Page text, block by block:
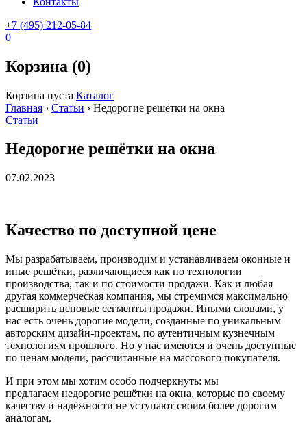
+7 (495) 212-05-84
0
Корзина (0)
Корзина пуста Каталог
Главная › Статьи › Недорогие решётки на окна
Статьи
Недорогие решётки на окна
07.02.2023
Качество по доступной цене
Мы разрабатываем, производим и устанавливаем оконные и
иные решётки, различающиеся как по технологии
производства, так и по стоимости продажи. Как и любая
другая коммерческая компания, мы стремимся максимально
расширить ценовые сегменты продажи. Иными словами, у
нас есть очень дорогие модели, созданные по уникальным
авторским дизайн-проектам, по аутентичным кузнечным
технологиям прошлого. Но у нас имеются и очень доступные
по ценам модели, рассчитанные на массового покупателя.
И при этом мы хотим особо подчеркнуть: мы
предлагаем недорогие решётки на окна, которые по своему
качеству и надёжности не уступают своим более дорогим
аналогам.